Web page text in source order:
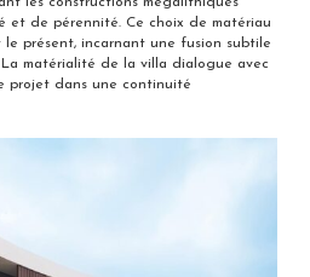
et de pérennité. Ce choix de matériau
présent, incarnant une fusion subtile
matérialité de la villa dialogue avec
projet dans une continuité